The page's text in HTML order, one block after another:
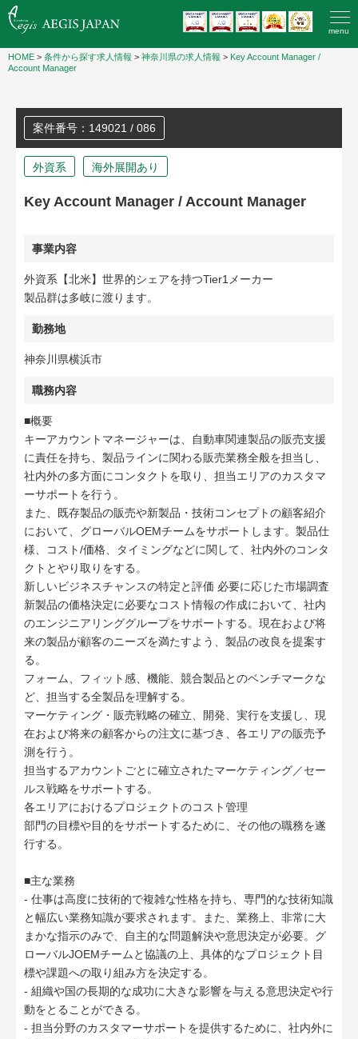
menu
HOME > 条件から探す求人情報 > 神奈川県の求人情報 > Key Account Manager /
Account Manager
案件番号：149021 / 086
外資系 海外展開あり
Key Account Manager / Account Manager
事業内容
外資系【北米】世界的シェアを持つTier1メーカー
製品群は多岐に渡ります。
勤務地
神奈川県横浜市
職務内容
■概要
キーアカウントマネージャーは、自動車関連製品の販売支援
に責任を持ち、製品ラインに関わる販売業務全般を担当し、
社内外の多方面にコンタクトを取り、担当エリアのカスタマ
ーサポートを行う。
また、既存製品の販売や新製品・技術コンセプトの顧客紹介
において、グローバルOEMチームをサポートします。製品仕
様、コスト/価格、タイミングなどに関して、社内外のコンタ
クトとやり取りをする。
新しいビジネスチャンスの特定と評価 必要に応じた市場調査
新製品の価格決定に必要なコスト情報の作成において、社内
のエンジニアリンググループをサポートする。現在および将
来の製品が顧客のニーズを満たすよう、製品の改良を提案す
る。
フォーム、フィット感、機能、競合製品とのベンチマークな
ど、担当する全製品を理解する。
マーケティング・販売戦略の確立、開発、実行を支援し、現
在および将来の顧客からの注文に基づき、各エリアの販売予
測を行う。
担当するアカウントごとに確立されたマーケティング／セー
ルス戦略をサポートする。
各エリアにおけるプロジェクトのコスト管理
部門の目標や目的をサポートするために、その他の職務を遂
行する。
■主な業務
- 仕事は高度に技術的で複雑な性格を持ち、専門的な技術知識
と幅広い業務知識が要求されます。また、業務上、非常に大
まかな指示のみで、自主的な問題解決や意思決定が必要。グ
ローバルJOEMチームと協議の上、具体的なプロジェクト目
標や課題への取り組み方を決定する。
- 組織や国の長期的な成功に大きな影響を与える意思決定や行
動をとることができる。
- 担当分野のカスタマーサポートを提供するために、社内外に